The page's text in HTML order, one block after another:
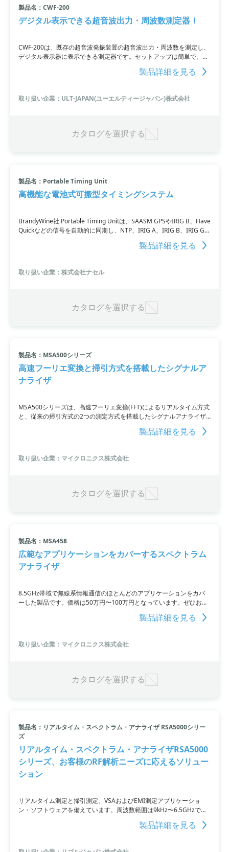
製品名：CWF-200
デジタル表示できる超音波出力・周波数測定器！
CWF-200は、既存の超音波発振装置の超音波出力・周波数を測定し、
デジタル表示器に表示できる測定器です。セットアップは簡単で、発
振器と振動子の間に接続するだけ。軽量なので持ち運びも容易です。
詳細はPDF資料をご覧いただくか、お問い合わせください。
製品詳細を見る
取り扱い企業：ULT-JAPAN(ユーエルティージャパン)株式会社
カタログを選択する
製品名：Portable Timing Unit
高機能な電池式可搬型タイミングシステム
BrandyWine社 Portable Timing Unitは、SAASM GPSやIRIG B、Have
Quickなどの信号を自動的に同期し、NTP、IRIG A、IRIG B、IRIG G、
Have Quick、または1PPSを出力する高性能な電子計測器です。OCXO
をデフォルトとしており、バッテリにより、OCXOで5時間、TCXOで
せはお気軽にどうぞ。
製品詳細を見る
取り扱い企業：株式会社ナセル
カタログを選択する
製品名：MSA500シリーズ
高速フーリエ変換と掃引方式を搭載したシグナルア
ナライザ
MSA500シリーズは、高速フーリエ変換(FFT)によるリアルタイム方式
と、従来の掃引方式の2つの測定方式を搭載したシグナルアナライザ
です。時間・周波数測定や電子計測器において広く利用される測定・
分析のニーズに応えるために開発されました。リアルタイム方式では
です。両方の方式の長所を利用することで、より詳細な解析結果を得
ることができます。詳細な製品情報は、URLをご覧ください。お問い
製品詳細を見る
取り扱い企業：マイクロニクス株式会社
カタログを選択する
製品名：MSA458
広範なアプリケーションをカバーするスペクトラム
アナライザ
8.5GHz帯域で無線系情報通信のほとんどのアプリケーションをカバ
ーした製品です。価格は50万円〜100万円となっています。ぜひお問
製品詳細を見る
取り扱い企業：マイクロニクス株式会社
カタログを選択する
製品名：リアルタイム・スペクトラム・アナライザ RSA5000シリー
ズ
リアルタイム・スペクトラム・アナライザRSA5000
シリーズ、お客様のRF解析ニーズに応えるソリュー
ション
リアルタイム測定と掃引測定、VSAおよびEMI測定アプリケーショ
ン・ソフトウェアを備えています。周波数範囲は9kHz〜6.5GHzで、
トラッキング・ジェネレータ付きのモデルも販売可能です。企業の研
究開発、生産ライン、教育などで広く使用されています。価格は50万
か、お問い合わせください。
製品詳細を見る